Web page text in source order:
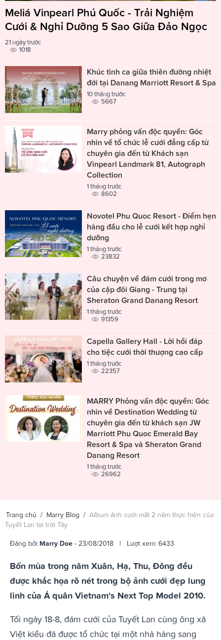
Meliá Vinpearl Phú Quốc - Trải Nghiệm
Cưới & Nghỉ Dưỡng 5 Sao Giữa Đảo Ngọc
21 ngày trước
1018
Khúc tình ca giữa thiên đường nhiệt
đới tại Danang Marriott Resort & Spa
10 tháng trước
5667
Marry phỏng vấn độc quyền: Góc
nhìn về tổ chức lễ cưới đẳng cấp từ
chuyên gia đến từ Khách sạn
Vinpearl Landmark 81, Autograph
Collection
1 tháng trước
8602
Novotel Phu Quoc Resort - Điểm hẹn
hàng đầu cho lễ cưới kết hợp nghỉ
dưỡng
1 tháng trước
23832
Câu chuyện về đám cưới trong mơ
của cặp đôi Giang - Trung tại
Sheraton Grand Danang Resort
1 tháng trước
91359
Capella Gallery Hall - Lời hồi đáp
cho tiệc cưới thời thượng cao cấp
1 tháng trước
22357
MARRY Phỏng vấn độc quyền: Góc
nhìn về Destination Wedding từ
chuyên gia đến từ khách sạn JW
Marriott Phu Quoc Emerald Bay
Resort & Spa và Sheraton Grand
Danang Resort
1 tháng trước
26962
Trang chủ / Marry Blog / Album ảnh cưới mất 2 năm thực hiện của
Tuyết Lan tại trời Tây
Đăng bởi Marry Doe - 23/08/2018 | Lượt xem: 6433
Bốn mùa trong năm Xuân, Hạ, Thu, Đông đều
được khắc họa rõ nét trong bộ ảnh cưới đẹp lung
linh của Á quân Vietnam's Next Top Model 2010.
Tối ngày 18-8, đám cưới của Tuyết Lan cùng ông xã
Việt kiều đã được tổ chức tại một nhà hàng sang